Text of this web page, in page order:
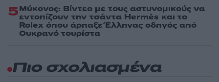
5Μύκονος: Βίντεο με τους αστυνομικούς να
εντοπίζουν την τσάντα Hermès και το
Rolex όπου άρπαξε Έλληνας οδηγός από
Ουκρανό τουρίστα
Πιο σχολιασμένα